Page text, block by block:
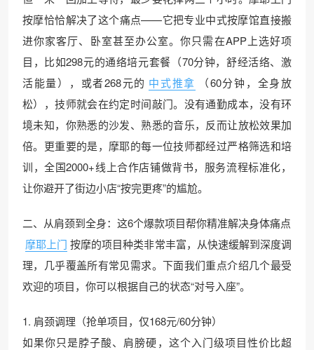
按摩恰恰解决了这个痛点——它把专业中式按摩馆直接搬
进你家客厅、卧室甚至办公室。你只需在APP上选好项
目，比如298元的通络培元套餐（70分钟，舒经活络、激
活能量），或者268元的 中式推拿
（60分钟，全身放
松），技师就会在约定时间敲门。没有通勤成本，没有环
境未知，你熟悉的沙发、熟悉的音乐，反而让放松效果加
倍。更重要的是，摩耶的每一位技师都经过严格筛选和培
训，全国2000+线上合作店铺做背书，服务流程标准化，
让你避开了街边小店“按完更疼”的尴尬。
二、从肩颈到全身：这6个爆款项目帮你精准解决身体痛点
摩耶上门 按摩的项目种类非常丰富，从快速缓解到深度调
理，几乎覆盖所有常见需求。下面我们重点介绍几个最受
欢迎的项目，你可以根据自己的状态“对号入座”。
1. 肩颈调理（抢单项目，仅168元/60分钟）
如果你只是脖子酸、肩膀硬，这个入门级项目性价比超